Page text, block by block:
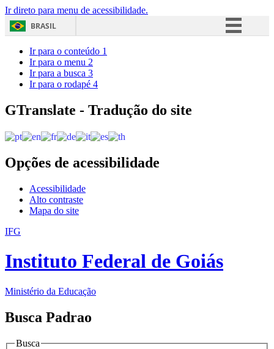
Ir direto para menu de acessibilidade.
BRASIL
Acesso à informação
Ir para o conteúdo 1
Ir para o menu 2
Ir para a busca 3
Ir para o rodapé 4
GTranslate - Tradução do site
Opções de acessibilidade
Acessibilidade
Alto contraste
Mapa do site
IFG
Instituto Federal de Goiás
Ministério da Educação
Busca Padrao
Busca